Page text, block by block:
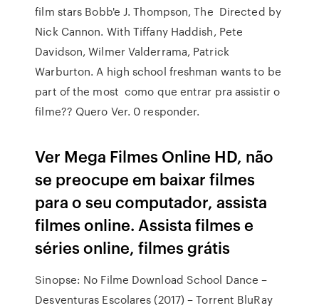
film stars Bobb'e J. Thompson, The Directed by
Nick Cannon. With Tiffany Haddish, Pete
Davidson, Wilmer Valderrama, Patrick
Warburton. A high school freshman wants to be
part of the most como que entrar pra assistir o
filme?? Quero Ver. 0 responder.
Ver Mega Filmes Online HD, não
se preocupe em baixar filmes
para o seu computador, assista
filmes online. Assista filmes e
séries online, filmes grátis
Sinopse: No Filme Download School Dance –
Desventuras Escolares (2017) – Torrent BluRay